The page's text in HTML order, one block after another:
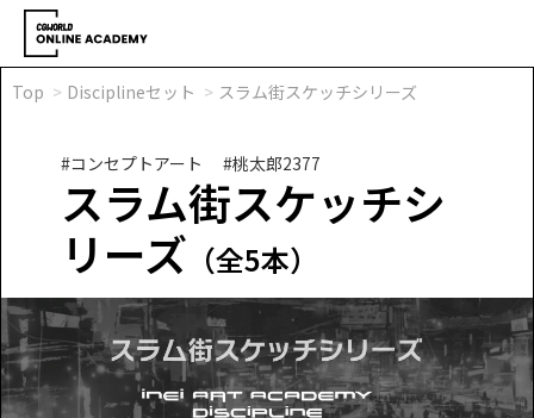
Top Disciplineセット スラム街スケッチシリーズ
#コンセプトアート #桃太郎2377
スラム街スケッチシ
リーズ （全5本）